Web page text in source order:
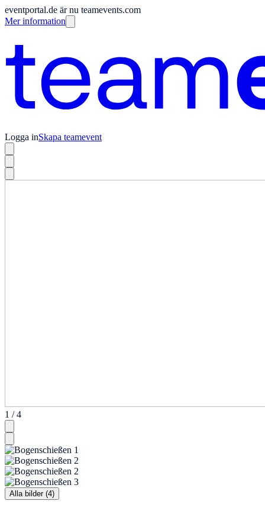
eventportal.de är nu teamevents.com
Mer information
Logga inSkapa teamevent
1 / 4
Alla bilder (4)